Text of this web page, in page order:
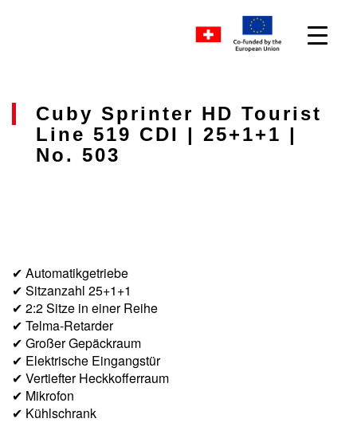
Cuby Sprinter HD Tourist
Line 519 CDI | 25+1+1 |
No. 503
✔ Automatikgetriebe
✔ Sitzanzahl 25+1+1
✔ 2:2 Sitze in einer Reihe
✔ Telma-Retarder
✔ Großer Gepäckraum
✔ Elektrische Eingangstür
✔ Vertiefter Heckkofferraum
✔ Mikrofon
✔ Kühlschrank